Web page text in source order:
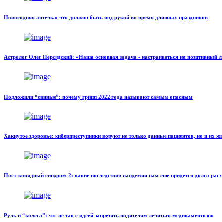
Новогодняя аптечка: что должно быть под рукой во время длинных праздников
Астролог Олег Персидский: «Наша основная задача - настраиваться на позитивный
Подложили “свинью”: почему грипп 2022 года называют самым опасным
Хакнутое здоровье: киберпреступники воруют не только данные пациентов, но и их
Пост-ковидный синдром-2: какие последствия пандемии нам еще придется долго
Руль и “колеса”: что не так с идеей запретить водителям лечиться медикаментозно